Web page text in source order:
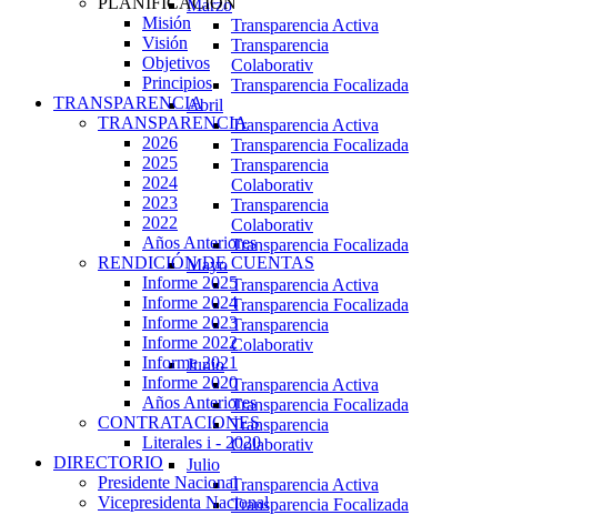
Marzo
Transparencia Activa
Transparencia
Colaborativ
Transparencia Focalizada
Abril
Transparencia Activa
Transparencia Focalizada
Transparencia
Colaborativ
Transparencia
Colaborativ
Transparencia Focalizada
Mayo
Transparencia Activa
Transparencia Focalizada
Transparencia
Colaborativ
Junio
Transparencia Activa
Transparencia Focalizada
Transparencia
Colaborativ
Julio
Transparencia Activa
Transparencia Focalizada
Misión
Visión
Objetivos
Principios
TRANSPARENCIA
TRANSPARENCIA
2026
2025
2024
2023
2022
Años Anteriores
RENDICIÓN DE CUENTAS
Informe 2025
Informe 2024
Informe 2023
Informe 2022
Informe 2021
Informe 2020
Años Anteriores
CONTRATACIONES
Literales i - 2020
DIRECTORIO
Presidente Nacional
Vicepresidenta Nacional